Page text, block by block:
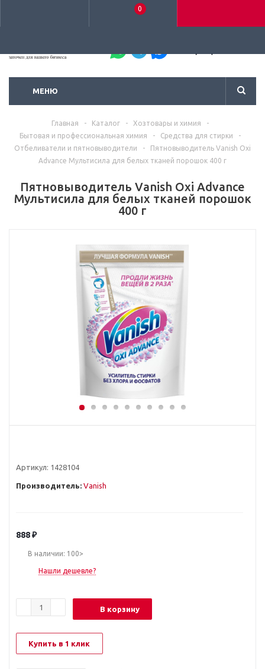
0
МЕНЮ
Главная - Каталог - Хозтовары и химия
-
Бытовая и профессиональная химия
- Средства для стирки
-
Отбеливатели и пятновыводители
-
Пятновыводитель Vanish Oxi
Advance Мультисила для белых тканей порошок 400 г
Пятновыводитель Vanish Oxi Advance
Мультисила для белых тканей порошок
400 г
Артикул: 1428104
Производитель: Vanish
888₽
В наличии: 100>
Нашли дешевле?
В корзину
Купить в 1 клик